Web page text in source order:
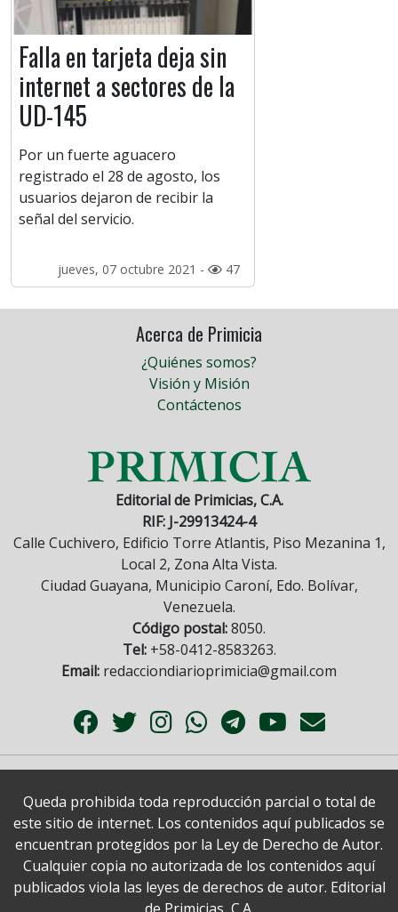
Falla en tarjeta deja sin
internet a sectores de la
UD-145
Por un fuerte aguacero
registrado el 28 de agosto, los
usuarios dejaron de recibir la
señal del servicio.
jueves, 07 octubre 2021 - 47
Acerca de Primicia
¿Quiénes somos?
Visión y Misión
Contáctenos
Editorial de Primicias, C.A.
RIF: J-29913424-4
Calle Cuchivero, Edificio Torre Atlantis, Piso Mezanina 1,
Local 2, Zona Alta Vista.
Ciudad Guayana, Municipio Caroní, Edo. Bolívar,
Venezuela.
Código postal:8050.
Tel:+58-0412-8583263.
Email: redacciondiarioprimicia@gmail.com
Queda prohibida toda reproducción parcial o total de
este sitio de internet. Los contenidos aquí publicados se
encuentran protegidos por la Ley de Derecho de Autor.
Cualquier copia no autorizada de los contenidos aquí
publicados viola las leyes de derechos de autor. Editorial